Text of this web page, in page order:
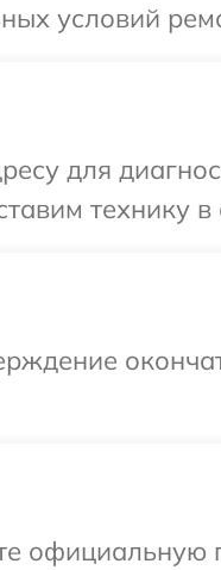
условий
для
технику
официальную